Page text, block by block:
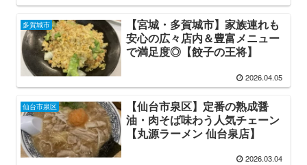
多賀城市
【宮城・多賀城市】家族連れも
安心の広々店内＆豊富メニュー
で満足度◎【餃子の王将】
2026.04.05
仙台市泉区
【仙台市泉区】定番の熟成醤
油・肉そば味わう人気チェーン
【丸源ラーメン 仙台泉店】
2026.03.04